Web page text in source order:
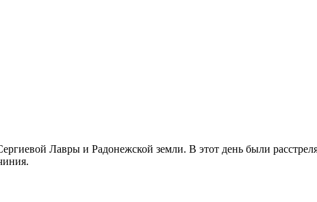
Лавры и Радонежской земли. В этот день были